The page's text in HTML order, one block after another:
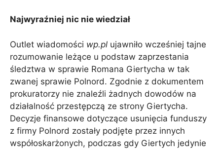
Najwyraźniej nic nie wiedział
Outlet wiadomości wp.pl ujawniło wcześniej tajne
rozumowanie leżące u podstaw zaprzestania
śledztwa w sprawie Romana Giertycha w tak
zwanej sprawie Polnord. Zgodnie z dokumentem
prokuratorzy nie znaleźli żadnych dowodów na
działalność przestępczą ze strony Giertycha.
Decyzje finansowe dotyczące usunięcia funduszy
z firmy Polnord zostały podjęte przez innych
współoskarżonych, podczas gdy Giertych jedynie